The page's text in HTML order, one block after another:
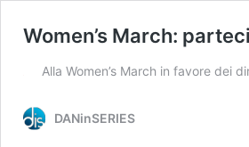
Women’s March:
Alla Women’s March in favore dei
DANinSERIES